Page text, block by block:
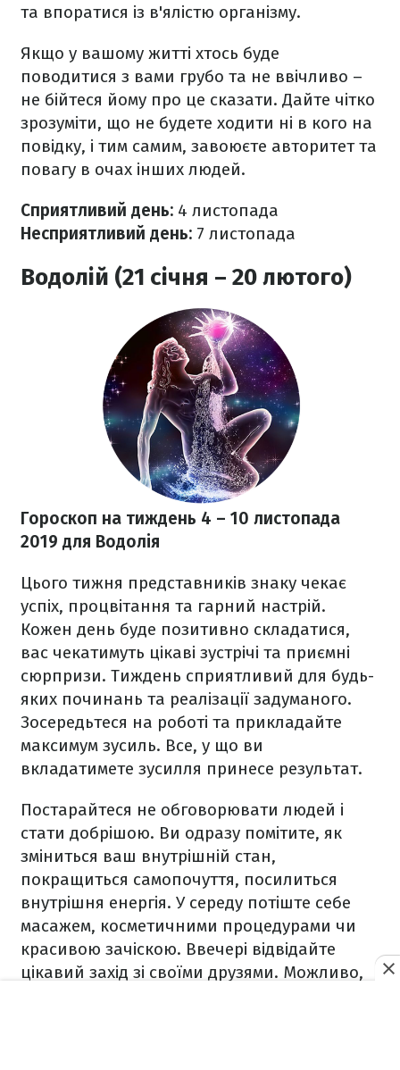
та впоратися із в'ялістю організму.
Якщо у вашому житті хтось буде
поводитися з вами грубо та не ввічливо –
не бійтеся йому про це сказати. Дайте чітко
зрозуміти, що не будете ходити ні в кого на
повідку, і тим самим, завоюєте авторитет та
повагу в очах інших людей.
Сприятливий день: 4 листопада
Несприятливий день: 7 листопада
Водолій (21 січня – 20 лютого)
Гороскоп на тиждень 4 – 10 листопада
2019 для Водолія
Цього тижня представників знаку чекає
успіх, процвітання та гарний настрій.
Кожен день буде позитивно складатися,
вас чекатимуть цікаві зустрічі та приємні
сюрпризи. Тиждень сприятливий для будь-
яких починань та реалізації задуманого.
Зосередьтеся на роботі та прикладайте
максимум зусиль. Все, у що ви
вкладатимете зусилля принесе результат.
Постарайтеся не обговорювати людей і
стати добрішою. Ви одразу помітите, як
зміниться ваш внутрішній стан,
покращиться самопочуття, посилиться
внутрішня енергія. У середу потіште себе
масажем, косметичними процедурами чи
красивою зачіскою. Ввечері відвідайте
цікавий захід зі своїми друзями. Можливо,